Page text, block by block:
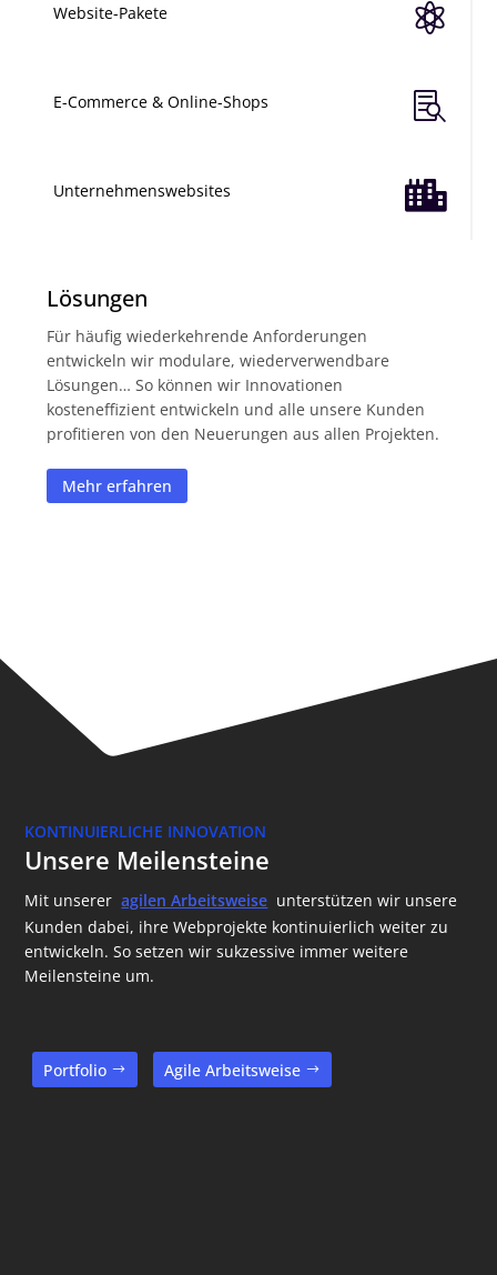

Website-Pakete

E-Commerce & Online-Shops

Unternehmenswebsites
Lösungen
Für häufig wiederkehrende Anforderungen
entwickeln wir modulare, wiederverwendbare
Lösungen… So können wir Innovationen
kosteneffizient entwickeln und alle unsere Kunden
profitieren von den Neuerungen aus allen Projekten.
Mehr erfahren
KONTINUIERLICHE INNOVATION
Unsere Meilensteine
Mit unserer agilen Arbeitsweise unterstützen wir unsere
Kunden dabei, ihre Webprojekte kontinuierlich weiter zu
entwickeln. So setzen wir sukzessive immer weitere
Meilensteine um.
Portfolio Agile Arbeitsweise